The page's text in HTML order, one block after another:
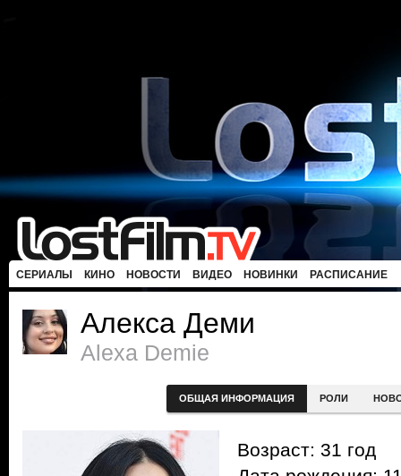
СЕРИАЛЫ КИНО НОВОСТИ ВИДЕО НОВИНКИ РАСПИСАНИЕ
Алекса Деми
Alexa Demie
ОБЩАЯ ИНФОРМАЦИЯ РОЛИ
Возраст: 31 год